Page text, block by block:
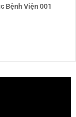
Bệnh Viện 001